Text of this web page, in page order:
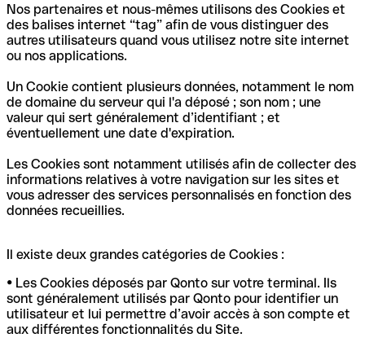
Nos partenaires et nous-mêmes utilisons des Cookies et
des balises internet “tag” afin de vous distinguer des
autres utilisateurs quand vous utilisez notre site internet
ou nos applications.
Un Cookie contient plusieurs données, notamment le nom
de domaine du serveur qui l'a déposé ; son nom ; une
valeur qui sert généralement d’identifiant ; et
éventuellement une date d'expiration.
Les Cookies sont notamment utilisés afin de collecter des
informations relatives à votre navigation sur les sites et
vous adresser des services personnalisés en fonction des
données recueillies.
Il existe deux grandes catégories de Cookies :
• Les Cookies déposés par Qonto sur votre terminal. Ils
sont généralement utilisés par Qonto pour identifier un
utilisateur et lui permettre d’avoir accès à son compte et
aux différentes fonctionnalités du Site.